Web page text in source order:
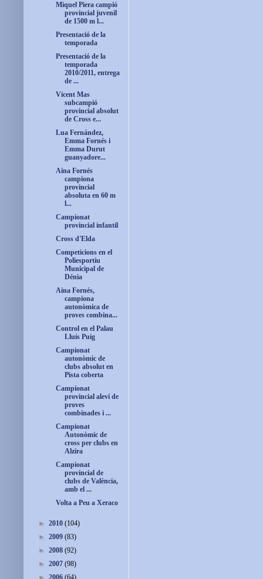
Miquel Piera campió
provincial juvenil
de 1500 m l...
Presentació de la
temporada
Presentació de la
temporada
2010/2011, entrega
de ...
Vicent Mas
subcampió
provincial absolut
de Cross e...
Lua Fernández,
Emma Fornés i
Emma Durut
guanyadore...
Aina Fornés
campiona
provincial
absoluta en 60 m
l...
Campionat
provincial infantil
Cross d'Elda
Competicions en el
Poliesportiu
Municipal de
Dénia
Aina Fornés,
campiona
autonòmica de
proves combina...
Control en el Palau
Lluís Puig
Campionat
autonòmic de
clubs absolut en
Pista coberta
Campionat
provincial aleví de
proves
combinades i ...
Campionat
Autonòmic de
cross per clubs en
Alzira
Campionat
provincial de
clubs de València,
amb el ...
Volta a Peu a Xeraco
► 2010 (104)
► 2009 (83)
► 2008 (92)
► 2007 (98)